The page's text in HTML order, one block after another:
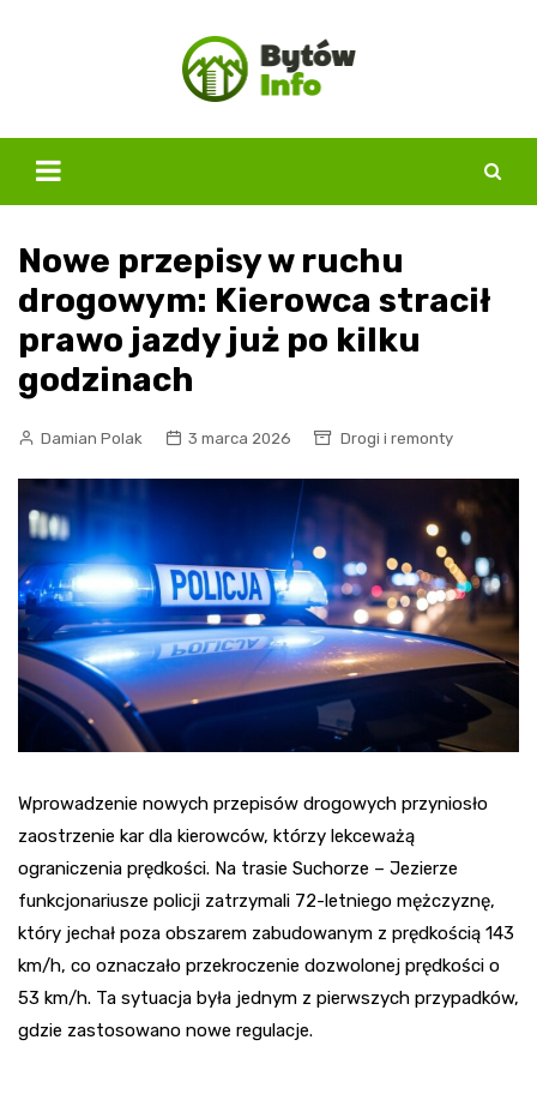
Nowe przepisy w ruchu
drogowym: Kierowca stracił
prawo jazdy już po kilku
godzinach
Damian Polak 3 marca 2026 Drogi i remonty
Wprowadzenie nowych przepisów drogowych przyniosło
zaostrzenie kar dla kierowców, którzy lekceważą
ograniczenia prędkości. Na trasie Suchorze – Jezierze
funkcjonariusze policji zatrzymali 72-letniego mężczyznę,
który jechał poza obszarem zabudowanym z prędkością 143
km/h, co oznaczało przekroczenie dozwolonej prędkości o
53 km/h. Ta sytuacja była jednym z pierwszych przypadków,
gdzie zastosowano nowe regulacje.